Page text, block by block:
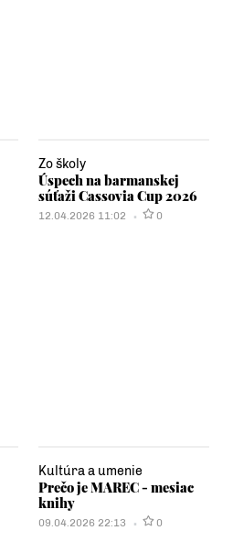
Zo školy
Úspech na barmanskej
súťaži Cassovia Cup 2026
12.04.2026 11:02 0
Kultúra a umenie
Prečo je MAREC - mesiac
knihy
09.04.2026 22:13 0